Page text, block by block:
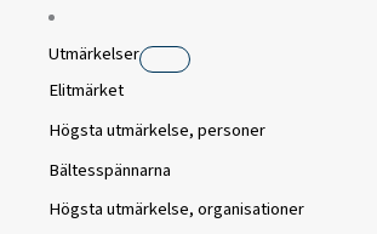
Utmärkelser
Elitmärket
Högsta utmärkelse, personer
Bältesspännarna
Högsta utmärkelse, organisationer